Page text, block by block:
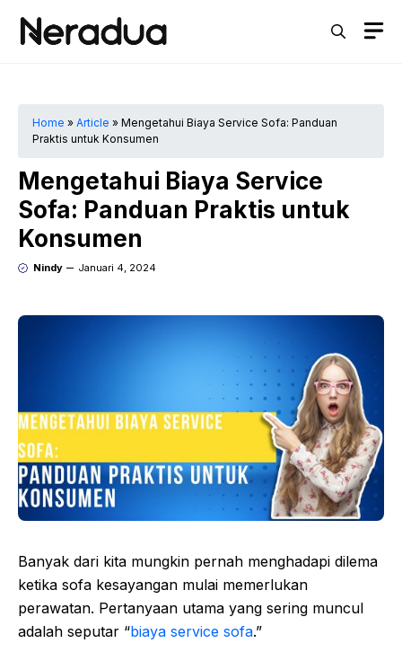
Home » Article » Mengetahui Biaya Service Sofa: Panduan
Praktis untuk Konsumen
Mengetahui Biaya Service
Sofa: Panduan Praktis untuk
Konsumen
Nindy Januari 4, 2024
Banyak dari kita mungkin pernah menghadapi dilema
ketika sofa kesayangan mulai memerlukan
perawatan. Pertanyaan utama yang sering muncul
adalah seputar “biaya service sofa.”